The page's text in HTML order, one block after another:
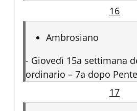
16
Ambrosiano
- Giovedì 15a settimana
ordinario – 7a dopo
17